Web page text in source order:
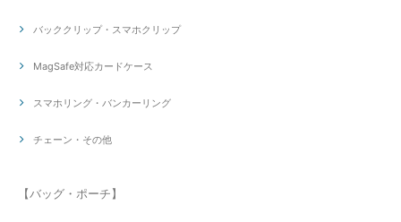
バッククリップ・スマホクリップ
MagSafe対応カードケース
スマホリング・バンカーリング
チェーン・その他
【バッグ・ポーチ】